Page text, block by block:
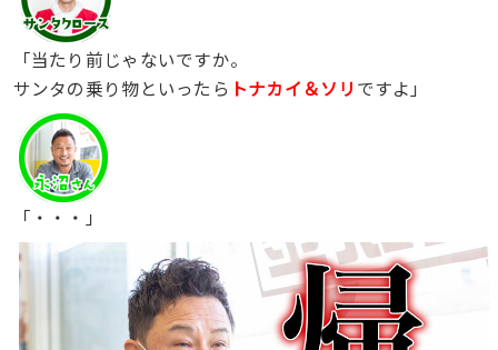
「当たり前じゃないですか。
サンタの乗り物といったら トナカイ＆ソリ ですよ」
「・・・」